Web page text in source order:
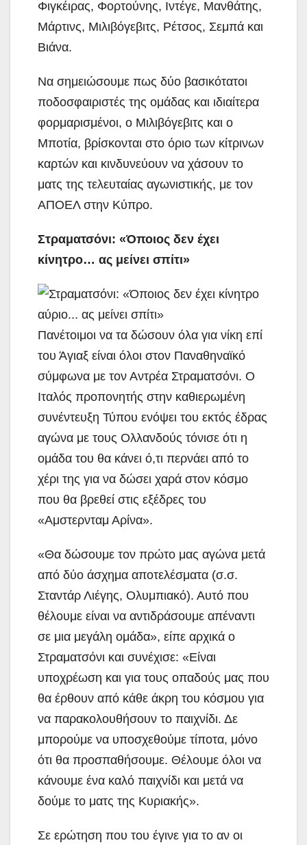
Φιγκέιρας, Φορτούνης, Ιντέγε, Μανθάτης,
Μάρτινς, Μιλιβόγεβιτς, Ρέτσος, Σεμπά και
Βιάνα.
Να σημειώσουμε πως δύο βασικότατοι
ποδοσφαιριστές της ομάδας και ιδιαίτερα
φορμαρισμένοι, ο Μιλιβόγεβιτς και ο
Μποτία, βρίσκονται στο όριο των κίτρινων
καρτών και κινδυνεύουν να χάσουν το
ματς της τελευταίας αγωνιστικής, με τον
ΑΠΟΕΛ στην Κύπρο.
Στραματσόνι: «Όποιος δεν έχει
κίνητρο… ας μείνει σπίτι»
Πανέτοιμοι να τα δώσουν όλα για νίκη επί
του Άγιαξ είναι όλοι στον Παναθηναϊκό
σύμφωνα με τον Αντρέα Στραματσόνι. Ο
Ιταλός προπονητής στην καθιερωμένη
συνέντευξη Τύπου ενόψει του εκτός έδρας
αγώνα με τους Ολλανδούς τόνισε ότι η
ομάδα του θα κάνει ό,τι περνάει από το
χέρι της για να δώσει χαρά στον κόσμο
που θα βρεθεί στις εξέδρες του
«Αμστερνταμ Αρίνα».
«Θα δώσουμε τον πρώτο μας αγώνα μετά
από δύο άσχημα αποτελέσματα (σ.σ.
Σταντάρ Λιέγης, Ολυμπιακό). Αυτό που
θέλουμε είναι να αντιδράσουμε απέναντι
σε μια μεγάλη ομάδα», είπε αρχικά ο
Στραματσόνι και συνέχισε: «Είναι
υποχρέωση και για τους οπαδούς μας που
θα έρθουν από κάθε άκρη του κόσμου για
να παρακολουθήσουν το παιχνίδι. Δε
μπορούμε να υποσχεθούμε τίποτα, μόνο
ότι θα προσπαθήσουμε. Θέλουμε όλοι να
κάνουμε ένα καλό παιχνίδι και μετά να
δούμε το ματς της Κυριακής».
Σε ερώτηση που του έγινε για το αν οι